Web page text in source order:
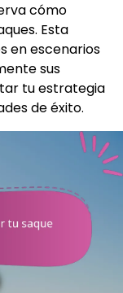
cómo
Esta
en escenarios
sus
tu estrategia
de éxito.